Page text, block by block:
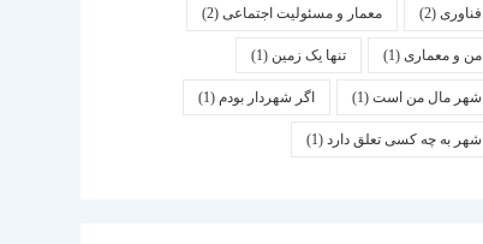
فناوری(2) معمار و مسئولیت اجتماعی(2)
من و معماری(1) تنها یک زمین (1)
شهر مال من است(1) اگر شهردار بودم (1)
شهر به چه کسی تعلق دارد(1)